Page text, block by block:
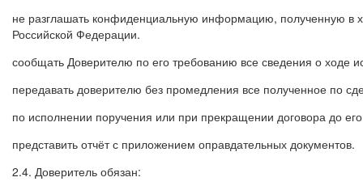
не разглашать конфиденциальную информацию, полученную в
Российской Федерации.
сообщать Доверителю по его требованию все сведения о ходе
передавать доверителю без промедления все полученное по
по исполнении поручения или при прекращении договора до
представить отчёт с приложением оправдательных документов.
2.4. Доверитель обязан: